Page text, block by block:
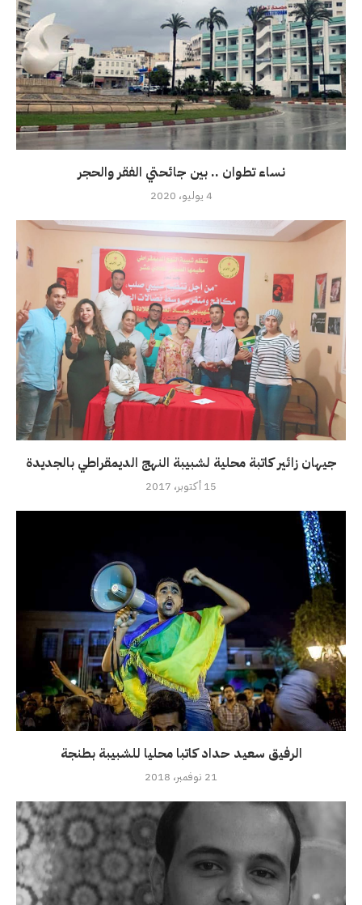
نساء تطوان .. بين جائحتي الفقر والحجر
4 يوليو، 2020
جيهان زائير كاتبة محلية لشبيبة النهج الديمقراطي بالجديدة
15 أكتوبر، 2017
الرفيق سعيد حداد كاتبا محليا للشبيبة بطنجة
21 نوفمبر، 2018